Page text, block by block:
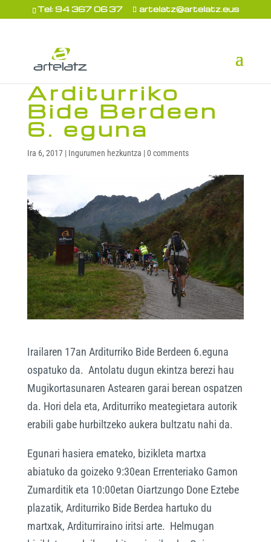
Tel: 94 367 06 37 artelatz@artelatz.eus
Arditurriko
Bide Berdeen
6. eguna
Ira 6, 2017| Ingurumen hezkuntza |0 comments
Irailaren 17an Arditurriko Bide Berdeen 6.eguna
ospatuko da. Antolatu dugun ekintza berezi hau
Mugikortasunaren Astearen garai berean ospatzen
da. Hori dela eta, Arditurriko meategietara autorik
erabili gabe hurbiltzeko aukera bultzatu nahi da.
Egunari hasiera emateko, bizikleta martxa
abiatuko da goizeko 9:30ean Errenteriako Gamon
Zumarditik eta 10:00etan Oiartzungo Done Eztebe
plazatik, Arditurriko Bide Berdea hartuko du
martxak, Arditurriraino iritsi arte. Helmugan